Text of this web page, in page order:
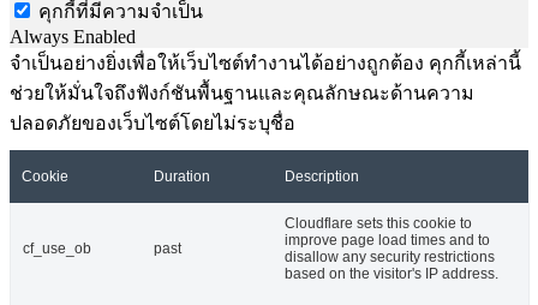
คุกกี้ที่มีความจำเป็น
Always Enabled
จำเป็นอย่างยิ่งเพื่อให้เว็บไซต์ทำงานได้อย่างถูกต้อง คุกกี้เหล่านี้
ช่วยให้มั่นใจถึงฟังก์ชันพื้นฐานและคุณลักษณะด้านความ
ปลอดภัยของเว็บไซต์โดยไม่ระบุชื่อ
Cookie Duration Description
cf_use_ob past
Cloudflare sets this cookie to
improve page load times and to
disallow any security restrictions
based on the visitor's IP address.